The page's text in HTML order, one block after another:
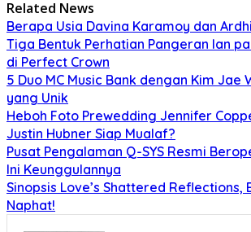
Related News
Berapa Usia Davina Karamoy dan
Tiga Bentuk Perhatian Pangeran Ian
di Perfect Crown
5 Duo MC Music Bank dengan Kim Jae
yang Unik
Heboh Foto Prewedding Jennifer
Justin Hubner Siap Mualaf?
Pusat Pengalaman Q-SYS Resmi
Ini Keunggulannya
Sinopsis Love’s Shattered Reflections,
Naphat!